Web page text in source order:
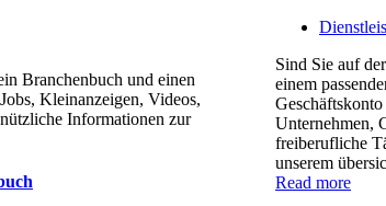
Sind Sie auf
einem
Unternehmen,
freiberufliche
unserem
Read more
Branchenbuch und einen
Kleinanzeigen, Videos,
Informationen zur